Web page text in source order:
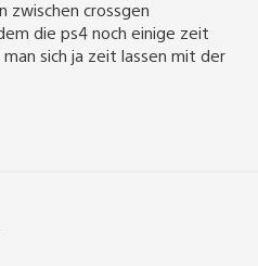
zwischen crossgen
die ps4 noch einige zeit
sich ja zeit lassen mit der